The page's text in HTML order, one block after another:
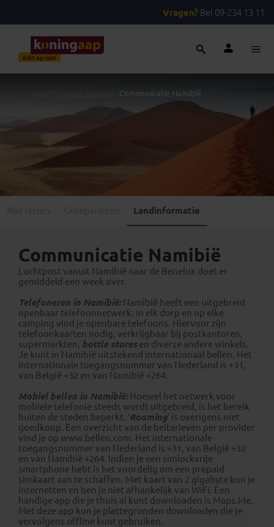
Vragen? Bel 09-234 13 11
Communicatie Namibië
Landinformatie
Communicatie Namibië
Luchtpost vanuit Namibië naar de Benelux doet er
gemiddeld een week over.
Telefoneren in Namibië:Namibië heeft een uitgebreid
openbaar telefoonnetwerk: in elk dorp en op elke
camping vind je openbare telefoons. Hiervoor zijn
telefoonkaarten nodig, verkrijgbaar bij postkantoren,
supermarkten, bottle stores en diverse andere winkels.
Je kunt in Namibië uitstekend internationaal bellen. Het
internationale toegangsnummer van Nederland is +31,
van België +32 en van Namibië +264.
Mobiel bellen in Namibië:Hoewel het netwerk voor
mobiele telefonie steeds wordt uitgebreid, is het bereik
buiten de steden beperkt. ‘Roaming’ is overigens niet
goedkoop. Een overzicht van de beltarieven per provider
vind je op www.bellen.com. Het internationale
toegangsnummer van Nederland is +31, van België +32
en van Namibië +264. Indien je een simlockvrije
smartphone hebt is het voordelig om een prepaid
simkaart aan te schaffen. Met kaart van 2 gigabyte kun je
internetten en ben je niet afhankelijk van WiFi. Een
handige app die je thuis al kunt downloaden is Maps.Me.
Met deze app kun je plattegronden downloaden die je
vervolgens offline kunt gebruiken.